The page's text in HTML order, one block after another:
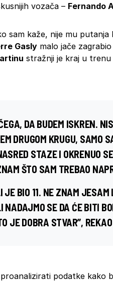
vozača – Fernando
sam kaže, nije mu putanja
Gasly malo jače
stražnji je kraj u
DA BUDEM ISKREN.
DRUGOM KRUGU, SAMO
STAZE I OKRENUO
ŠTO SAM TREBAO
BIO 11. NE ZNAM JESAM
NADAJMO SE DA ĆE BITI
JE DOBRA STVAR”,
podatke kako